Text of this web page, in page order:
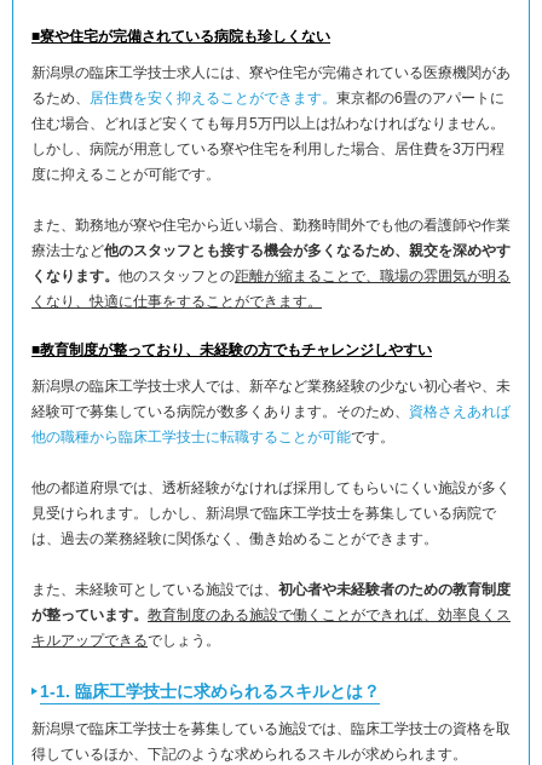
■寮や住宅が完備されている病院も珍しくない
新潟県の臨床工学技士求人には、寮や住宅が完備されている医療機関があ
るため、
居住費を安く抑えることができます。 東京都の6畳のアパートに
住む場合、どれほど安くても毎月5万円以上は払わなければなりません。
しかし、病院が用意している寮や住宅を利用した場合、居住費を3万円程
度に抑えることが可能です。
また、勤務地が寮や住宅から近い場合、勤務時間外でも他の看護師や作業
療法士など他のスタッフとも接する機会が多くなるため、親交を深めやす
くなります。 他のスタッフとの距離が縮まることで、職場の雰囲気が明る
くなり、快適に仕事をすることができます。
■教育制度が整っており、未経験の方でもチャレンジしやすい
新潟県の臨床工学技士求人では、新卒など業務経験の少ない初心者や、未
経験可で募集している病院が数多くあります。そのため、 資格さえあれば
他の職種から臨床工学技士に転職することが可能です。
他の都道府県では、透析経験がなければ採用してもらいにくい施設が多く
見受けられます。しかし、新潟県で臨床工学技士を募集している病院で
は、過去の業務経験に関係なく、働き始めることができます。
また、未経験可としている施設では、 初心者や未経験者のための教育制度
が整っています。 教育制度のある施設で働くことができれば、効率良くス
キルアップできるでしょう。
1-1. 臨床工学技士に求められるスキルとは？
新潟県で臨床工学技士を募集している施設では、臨床工学技士の資格を取
得しているほか、下記のような求められるスキルが求められます。